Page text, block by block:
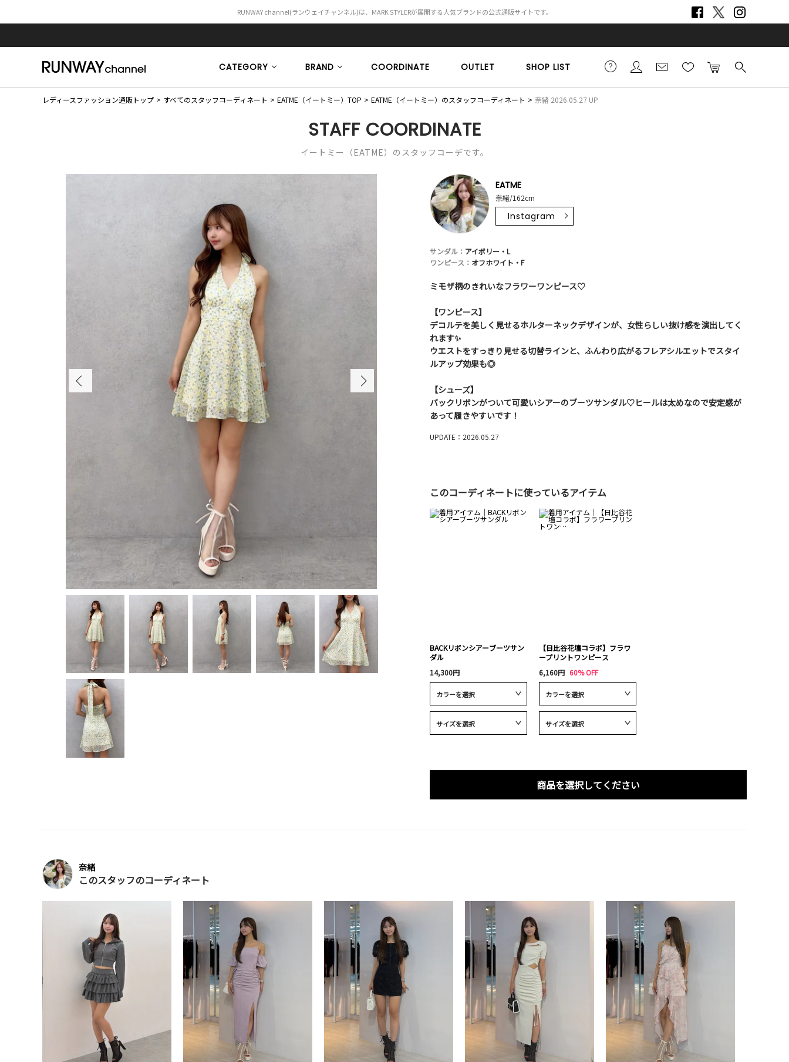
RUNWAY channel(ランウェイチャンネル)は、MARK STYLERが展開する人気ブランドの公式通販サイトです。
CATEGORY BRAND COORDINATE OUTLET SHOP LIST
レディースファッション通販トップ すべてのスタッフコーディネート EATME（イートミー）TOP EATME（イートミー）のスタッフコーディネート 奈緒 2026.05.27 UP
STAFF COORDINATE
イートミー（EATME）のスタッフコーデです。
EATME
奈緒/162cm
Instagram
サンダル： アイボリー・L
ワンピース： オフホワイト・F
ミモザ柄のきれいなフラワーワンピース♡
【ワンピース】
デコルテを美しく見せるホルターネックデザインが、女性らしい抜け感を演出してく
れます✨
ウエストをすっきり見せる切替ラインと、ふんわり広がるフレアシルエットでスタイ
ルアップ効果も◎
【シューズ】
バックリボンがついて可愛いシアーのブーツサンダル♡ヒールは太めなので安定感が
あって履きやすいです！
UPDATE：2026.05.27
このコーディネートに使っているアイテム
BACKリボンシアーブーツサン
ダル
14,300円
【日比谷花壇コラボ】フラワ
ープリントワンピース
6,160円 60% OFF
商品を選択してください
奈緒
このスタッフのコーディネート